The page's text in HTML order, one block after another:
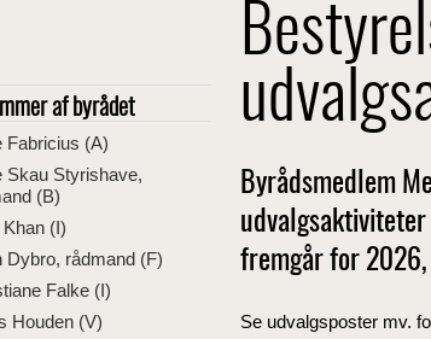
af byrådet
Fabricius (A)
Skau Styrishave,
(B)
(I)
Dybro, rådmand (F)
Falke (I)
Houden (V)
Byrådsmedlem
udvalgsaktiviteter
fremgår for
Se udvalgsposter mv.